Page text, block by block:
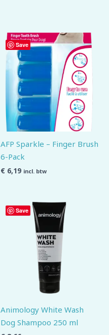
Save
AFP Sparkle – Finger Brush
6-Pack
€ 6,19 incl. btw
Save
Animology White Wash
Dog Shampoo 250 ml